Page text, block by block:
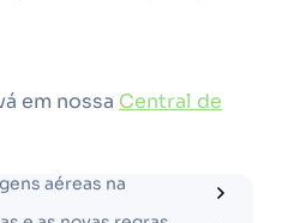
em nossa Central de
aéreas na